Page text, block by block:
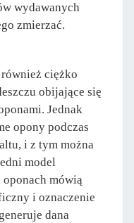
wydawanych
zmierzać.
również ciężko
obijające się
Jednak
opony podczas
i z tym można
model
mówią
i oznaczenie
dana